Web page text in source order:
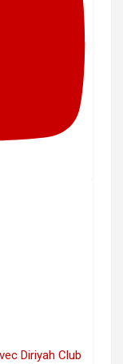
Diriyah Club